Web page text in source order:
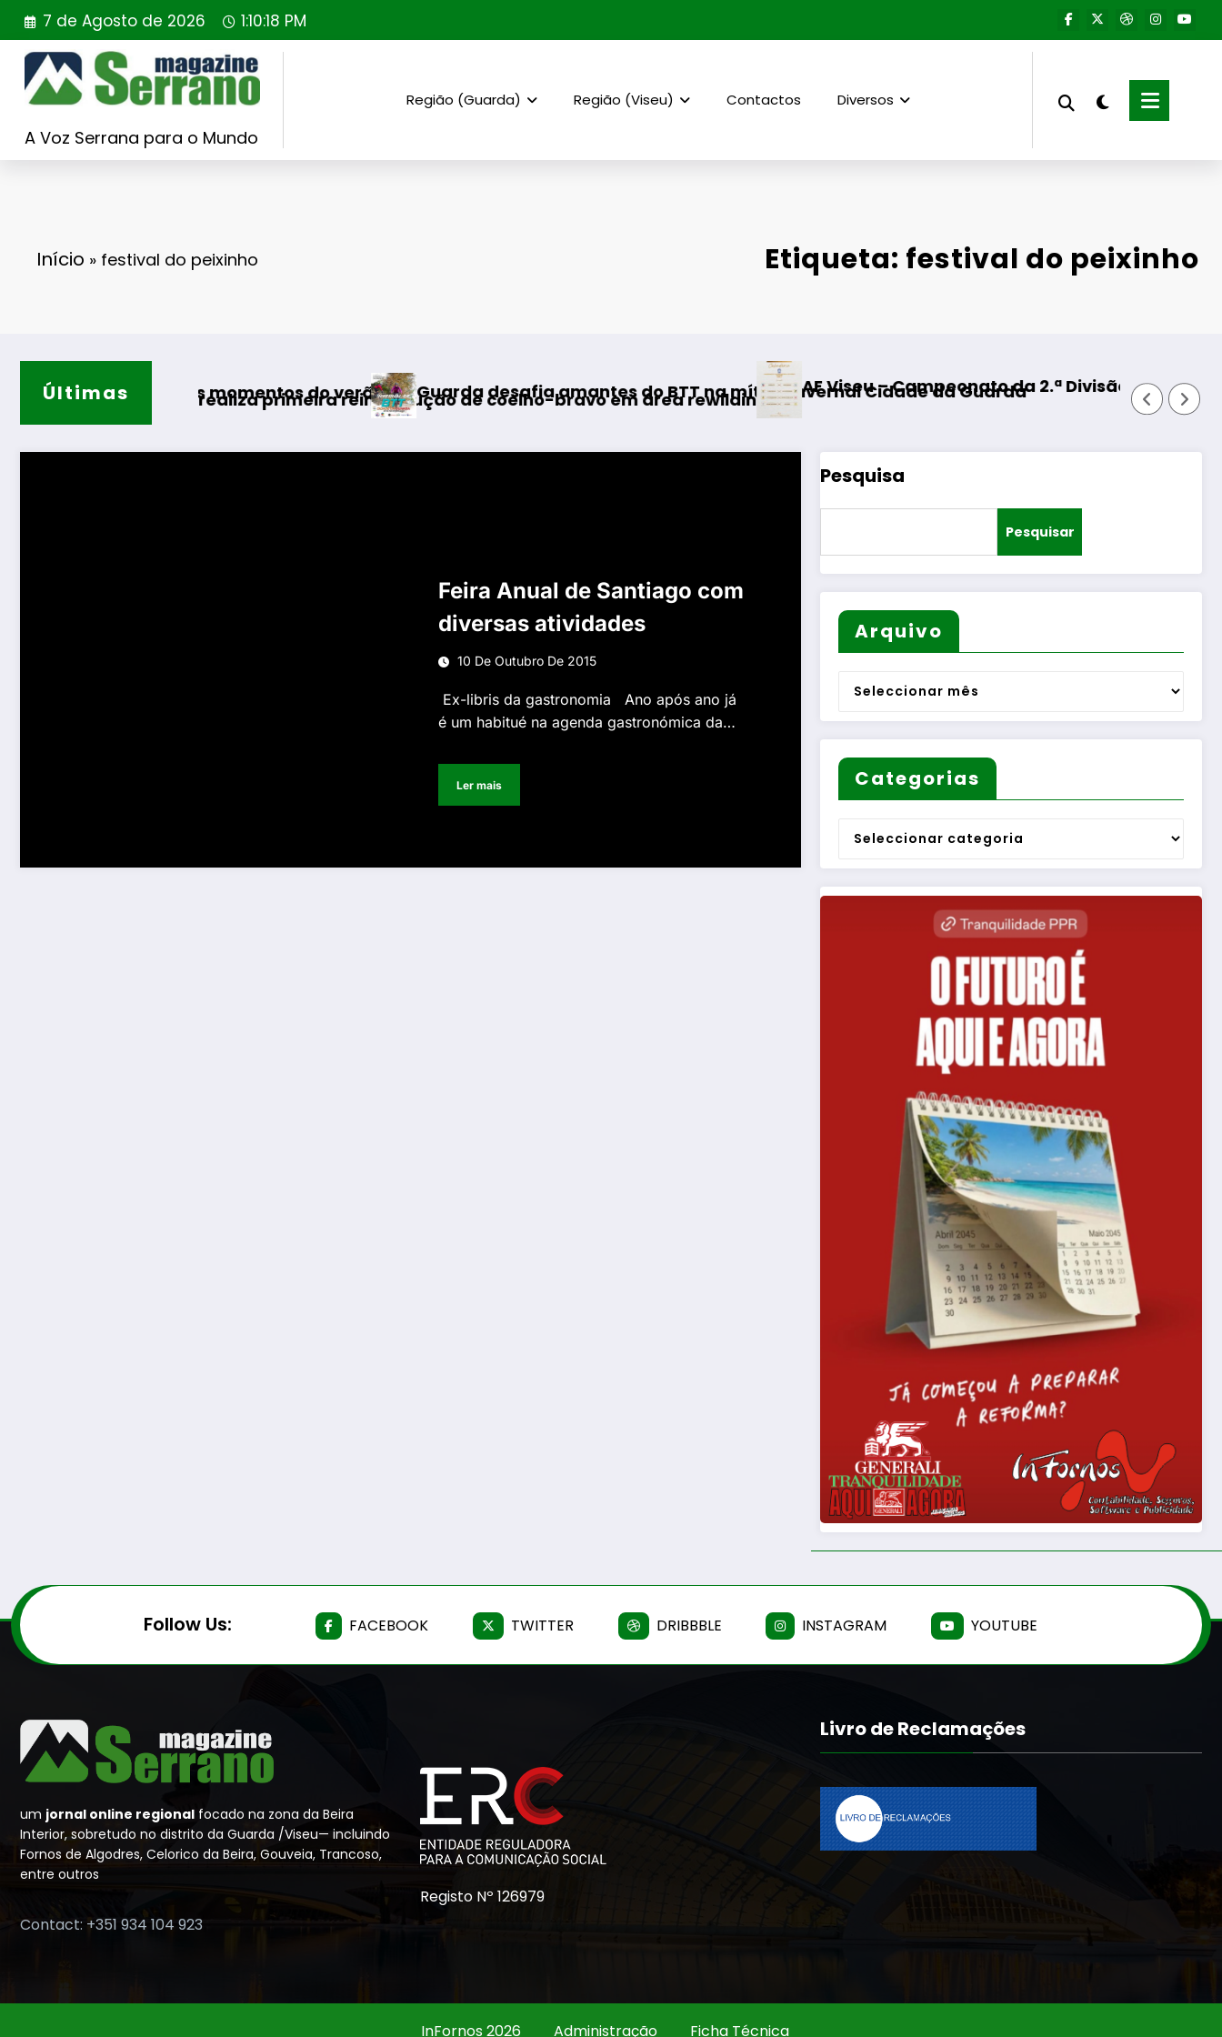
Saltar
para
conteúdo
7 de Agosto de 2026 1:10:19 PM
A Voz Serrana para o Mundo
Região (Guarda) Região (Viseu) Contactos Diversos
Início » festival do peixinho Etiqueta: festival do peixinho
Últimas
melhores momentos do verão
Portugal realiza primeira reintrodução de coelho-bravo em área rewilding
Guarda desafia amantes do BTT na mítica Invernal Cidade da GuardaAF Viseu – Campeonato da 2.ª Divisão Distrital – ISOJOFER
Fornos de
Feira Anual de Santiago com
diversas atividades
10 De Outubro De 2015
Ex-libris da gastronomia Ano após ano já
é um habitué na agenda gastronómica da…
Ler mais
Pesquisa
Pesquisar
Arquivo
Arquivo
Categorias
Categorias
Follow Us: FACEBOOK TWITTER DRIBBBLE INSTAGRAM YOUTUBE
um jornal online regional focado na zona da Beira
Interior, sobretudo no distrito da Guarda /Viseu— incluindo
Fornos de Algodres, Celorico da Beira, Gouveia, Trancoso,
entre outros
Contact: +351 934 104 923
Registo Nº 126979
Livro de Reclamações
InFornos 2026 Administração Ficha Técnica